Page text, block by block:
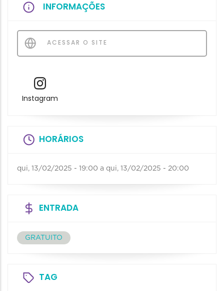
INFORMAÇÕES
ACESSAR O SITE
Instagram
HORÁRIOS
qui, 13/02/2025 - 19:00 a qui, 13/02/2025 - 20:00
ENTRADA
GRATUITO
TAG